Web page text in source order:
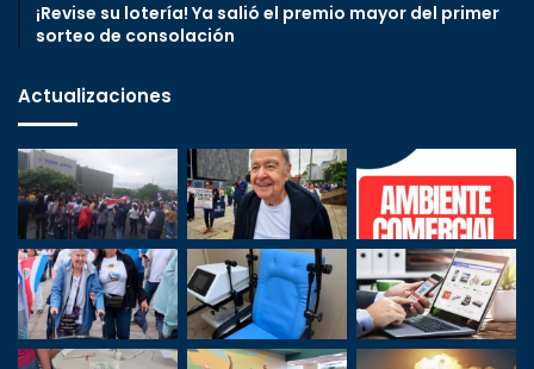
¡Revise su lotería! Ya salió el premio mayor del primer
sorteo de consolación
Actualizaciones